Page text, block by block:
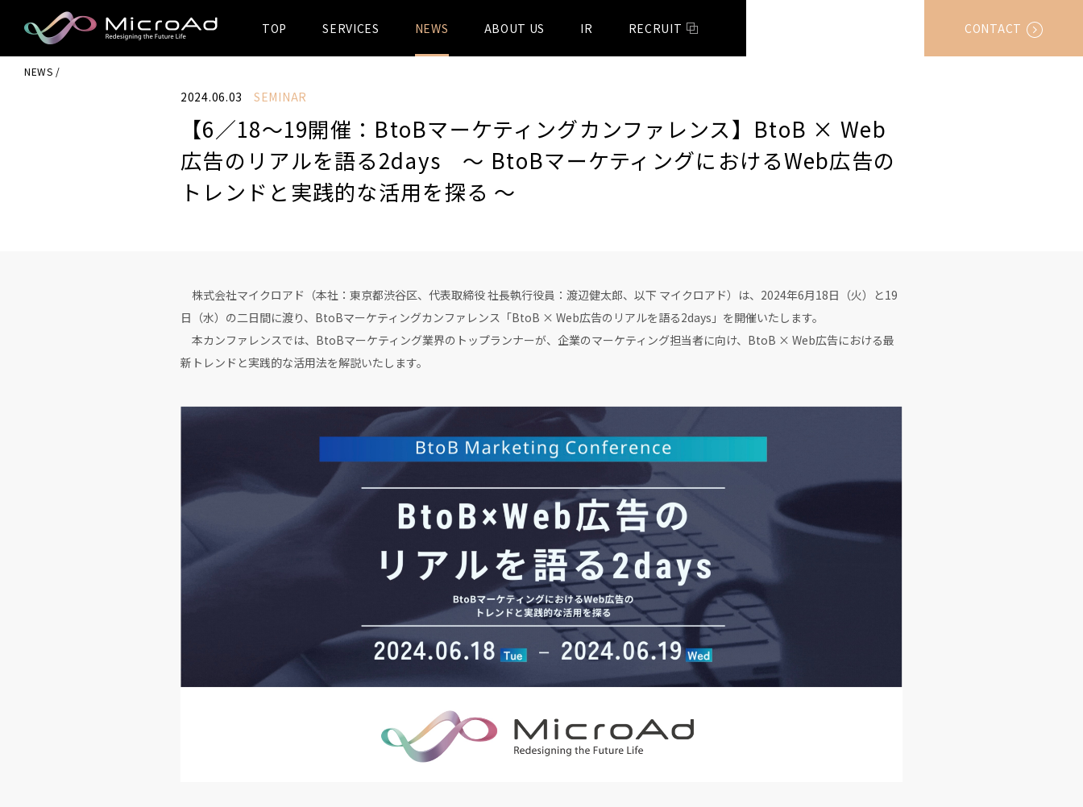
MicroAd -
Redesigning
the Future Life
TOP SERVICES NEWS ABOUT US IR RECRUIT CONTACT
NEWS
2024.06.03 SEMINAR
【6／18〜19開催：BtoBマーケティングカンファレンス】BtoB × Web
広告のリアルを語る2days 〜 BtoBマーケティングにおけるWeb広告の
トレンドと実践的な活用を探る ～
株式会社マイクロアド（本社：東京都渋谷区、代表取締役 社長執行役員：渡辺健太郎、以下 マイクロアド）は、2024年6月18日（火）と19
日（水）の二日間に渡り、BtoBマーケティングカンファレンス「BtoB × Web広告のリアルを語る2days」を開催いたします。
本カンファレンスでは、BtoBマーケティング業界のトップランナーが、企業のマーケティング担当者に向け、BtoB × Web広告における最
新トレンドと実践的な活用法を解説いたします。